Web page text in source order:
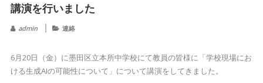
講演を行いました
admin 連絡
6月20日（金）に墨田区立本所中学校にて教員の皆様に「学校現場にお
ける生成AIの可能性について」について講演をしてきました。